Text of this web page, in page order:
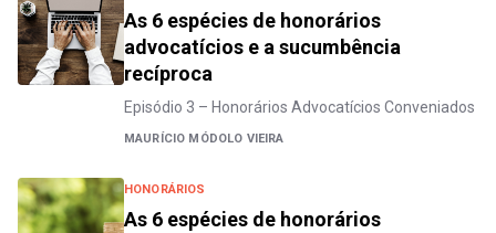
As 6 espécies de honorários
advocatícios e a sucumbência
recíproca
Episódio 3 – Honorários Advocatícios Conveniados
MAURÍCIO MÓDOLO VIEIRA
HONORÁRIOS
As 6 espécies de honorários